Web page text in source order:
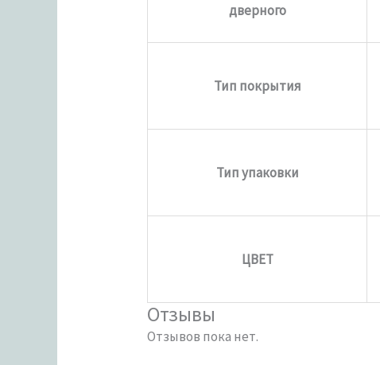
дверного
Тип покрытия
Тип упаковки
ЦВЕТ
Отзывы
Отзывов пока нет.